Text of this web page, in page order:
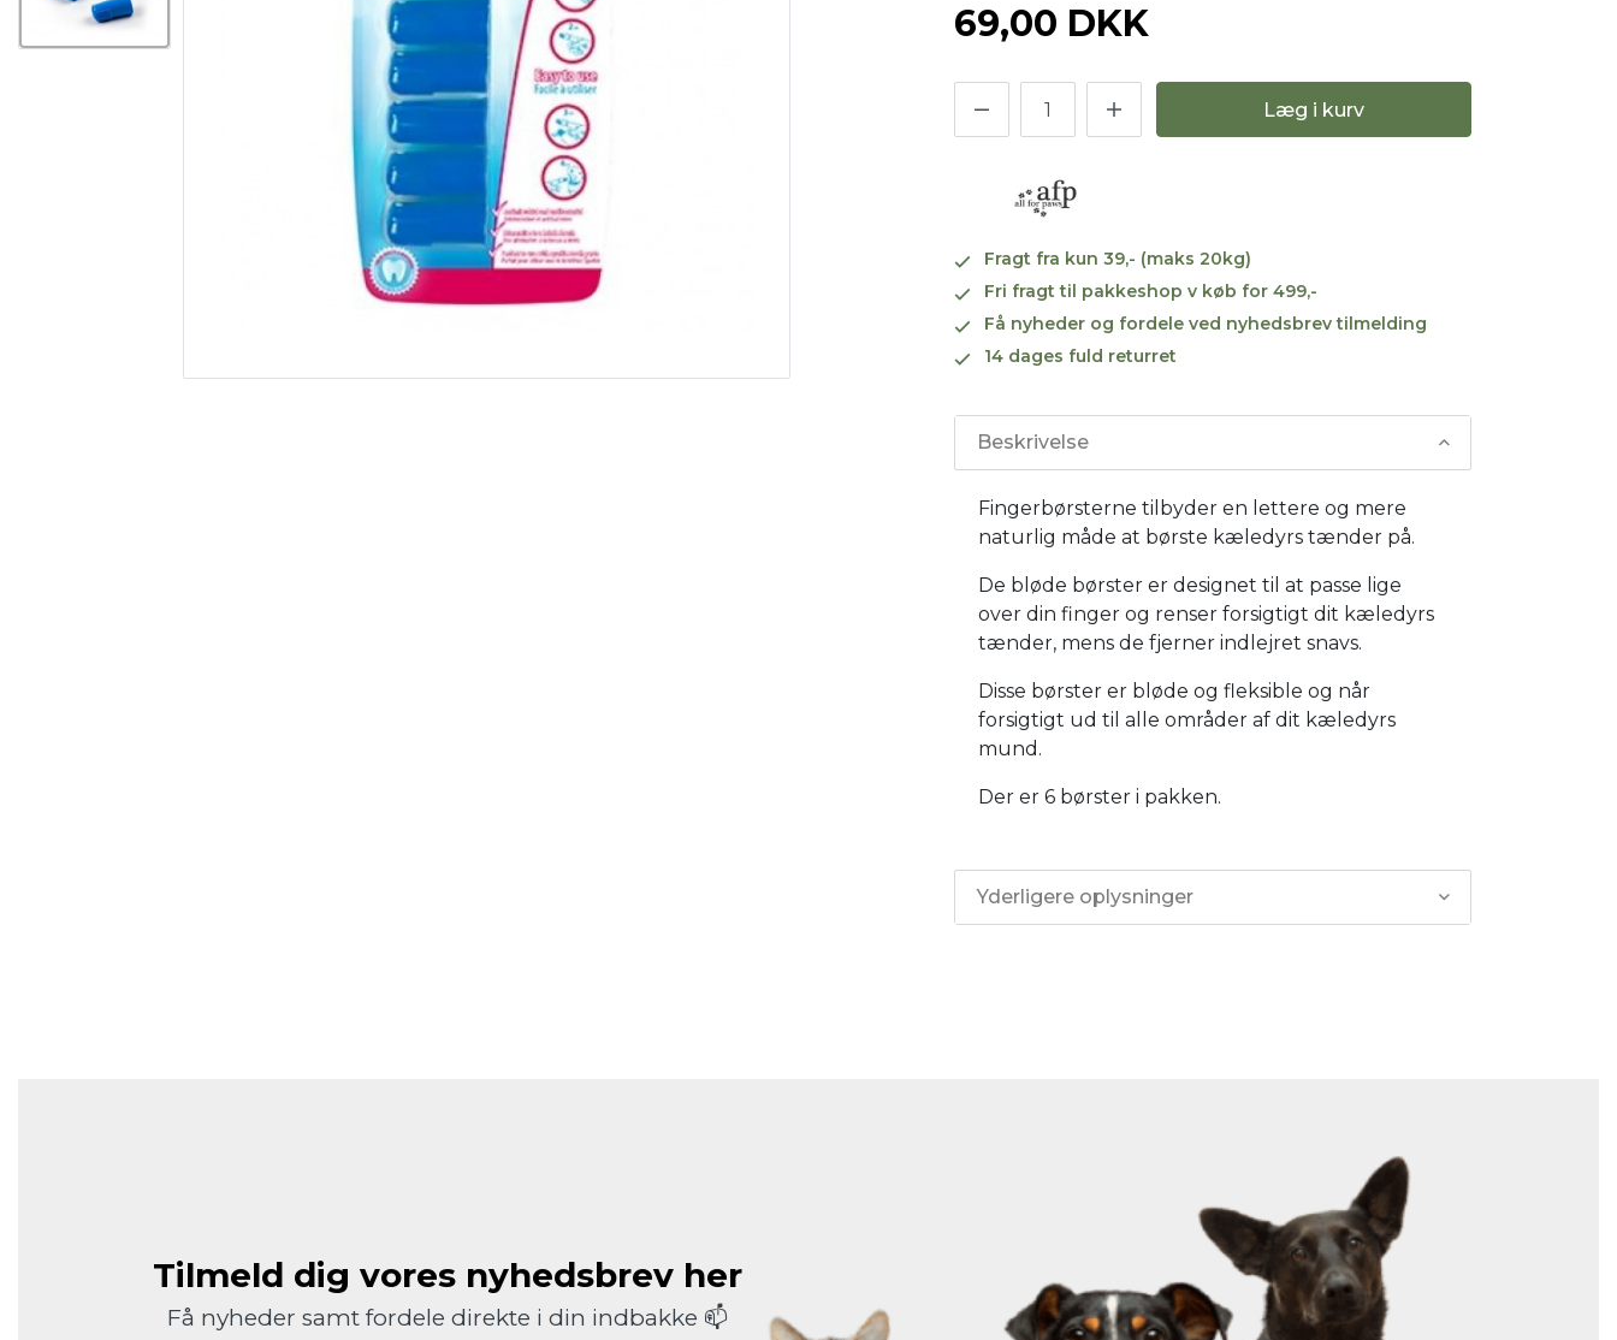
69,00 DKK
Læg i kurv
Fragt fra kun 39,- (maks 20kg)
Fri fragt til pakkeshop v køb for 499,-
Få nyheder og fordele ved nyhedsbrev tilmelding
14 dages fuld returret
Beskrivelse
Fingerbørsterne tilbyder en lettere og mere
naturlig måde at børste kæledyrs tænder på.
De bløde børster er designet til at passe lige
over din finger og renser forsigtigt dit kæledyrs
tænder, mens de fjerner indlejret snavs.
Disse børster er bløde og fleksible og når
forsigtigt ud til alle områder af dit kæledyrs
mund.
Der er 6 børster i pakken.
Yderligere oplysninger
Tilmeld dig vores nyhedsbrev her
Få nyheder samt fordele direkte i din indbakke 📫